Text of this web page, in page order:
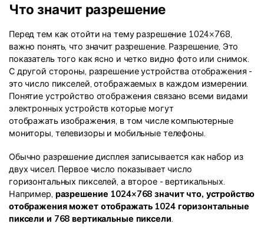
Что значит разрешение
Перед тем как отойти на тему разрешение 1024×768,
важно понять, что значит разрешение. Разрешение, Это
показатель того как ясно и четко видно фото или снимок.
С другой стороны, разрешение устройства отображения -
это число пикселей, отображаемых в каждом измерении.
Понятие устройство отображения связано всеми видами
электронных устройств которые могут
отображать изображения, в том числе компьютерные
мониторы, телевизоры и мобильные телефоны.
Обычно разрешение дисплея записывается как набор из
двух чисел. Первое число показывает число
горизонтальных пикселей, а второе - вертикальных.
Например, разрешение 1024×768 значит что, устройство
отображения может отображать 1024 горизонтальные
пиксели и 768 вертикальные пиксели.